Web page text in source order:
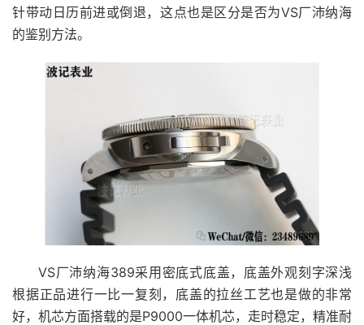
针带动日历前进或倒退，这点也是区分是否为VS厂沛纳海
的鉴别方法。
VS厂沛纳海389采用密底式底盖，底盖外观刻字深浅
根据正品进行一比一复刻，底盖的拉丝工艺也是做的非常
好，机芯方面搭载的是P9000一体机芯，走时稳定，精准耐